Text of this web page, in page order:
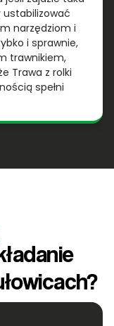
narzędziom i
i sprawnie,
trawnikiem,
Trawa z rolki
spełni